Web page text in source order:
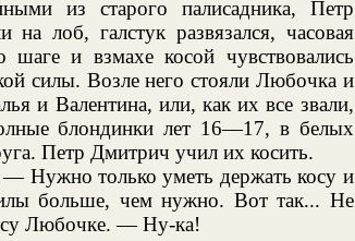
из старого палисадника, Петр
лоб, галстук развязался, часовая
и взмахе косой чувствовались
силы. Возле него стояли Любочка и
и Валентина, или, как их все звали,
блондинки лет 16—17, в белых
Петр Дмитрич учил их косить.
Нужно только уметь держать косу и
больше, чем нужно. Вот так... Не
Любочке. — Ну-ка!